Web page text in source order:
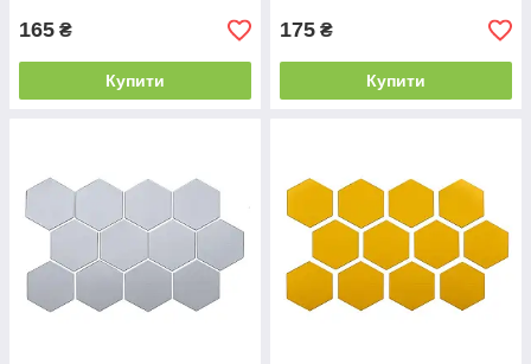
165 ₴
Купити
175 ₴
Купити